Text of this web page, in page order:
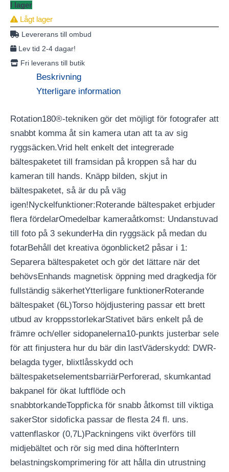
I lager
Lågt lager
Levererans till ombud
Lev tid 2-4 dagar!
Fri leverans till butik
Beskrivning
Ytterligare information
Rotation180®-tekniken gör det möjligt för fotografer att
snabbt komma åt sin kamera utan att ta av sig
ryggsäcken.Vrid helt enkelt det integrerade
bältespaketet till framsidan på kroppen så har du
kameran till hands. Knäpp bilden, skjut in
bältespaketet, så är du på väg
igen!Nyckelfunktioner:Roterande bältespaket erbjuder
flera fördelarOmedelbar kameraåtkomst: Undanstuvad
till foto på 3 sekunderHa din ryggsäck på medan du
fotarBehåll det kreativa ögonblicket2 påsar i 1:
Separera bältespaketet och gör det lättare när det
behövsEnhands magnetisk öppning med dragkedja för
fullständig säkerhetYtterligare funktionerRoterande
bältespaket (6L)Torso höjdjustering passar ett brett
utbud av kroppsstorlekarStativet bärs enkelt på de
främre och/eller sidopanelerna10-punkts justerbar sele
för att finjustera hur du bär din lastVäderskydd: DWR-
belagda tyger, blixtlåsskydd och
bältespaketselementsbarriärPerforerad, skumkantad
bakpanel för ökat luftflöde och
snabbtorkandeToppficka för snabb åtkomst till viktiga
sakerStor sidoficka passar de flesta 24 fl. uns.
vattenflaskor (0,7L)Packningens vikt överförs till
midjebältet och rör sig med dina höfterIntern
belastningskomprimering för att hålla din utrustning